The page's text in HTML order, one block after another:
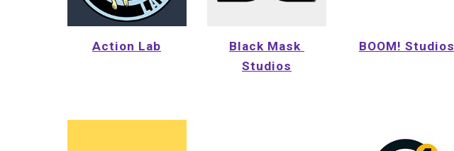
Action Lab
Black Mask
Studios
BOOM! Studios